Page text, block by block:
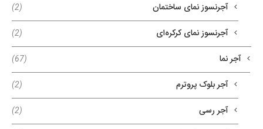
آجرنسوز نمای ساختمان (2)
آجرنسوز نمای کرکره‌ای (2)
آجر نما (67)
آجر بلوک پروترم (2)
آجر رسی (2)